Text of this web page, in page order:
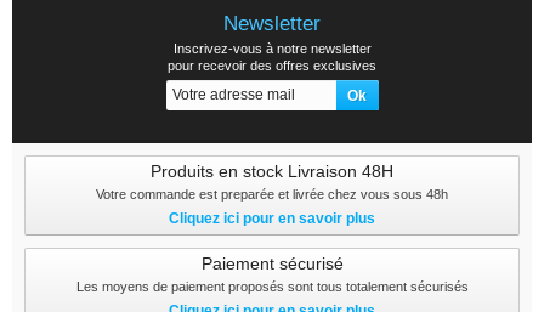
Newsletter
Inscrivez-vous à notre newsletter
pour recevoir des offres exclusives
Produits en stock Livraison 48H
Votre commande est preparée et livrée chez vous sous 48h
Cliquez ici pour en savoir plus
Paiement sécurisé
Les moyens de paiement proposés sont tous totalement sécurisés